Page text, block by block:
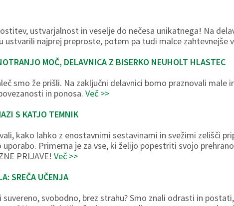
ustvarjalnost in veselje do nečesa unikatnega! Na
ustvarili najprej preproste, potem pa tudi malce zahtevnejše
MOČ, DELAVNICA Z BISERKO NEUHOLT HLASTEC
smo že prišli. Na zaključni delavnici bomo praznovali male
in ponosa.Več >>
S KATJO TEMNIK
kako lahko z enostavnimi sestavinami in svežimi zelišči
Primerna je za vse, ki želijo popestriti svojo
PRIJAVE!Več >>
SREČA UČENJA
svobodno, brez strahu? Smo znali odrasti in